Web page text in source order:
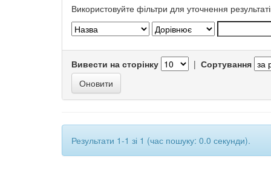
Використовуйте фільтри для уточнення
Вивести на сторінку | Сортування
Результати 1-1 зі 1 (час пошуку: 0.0 секунди).